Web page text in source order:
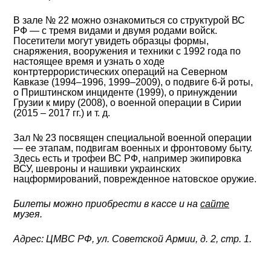
В зале № 22 можно ознакомиться со структурой ВС
РФ — с тремя видами и двумя родами войск.
Посетители могут увидеть образцы формы,
снаряжения, вооружения и техники с 1992 года по
настоящее время и узнать о ходе
контртеррористических операций на Северном
Кавказе (1994–1996, 1999–2009), о подвиге 6-й роты,
о Приштинском инциденте (1999), о принуждении
Грузии к миру (2008), о военной операции в Сирии
(2015 – 2017 гг.) и т. д.
Зал № 23 посвящен специальной военной операции
— ее этапам, подвигам военных и фронтовому быту.
Здесь есть и трофеи ВС РФ, например экипировка
ВСУ, шевроны и нашивки украинских
нацформирований, поврежденное натовское оружие.
Билеты можно приобрести в кассе и на сайте
музея.
Адрес: ЦМВС РФ, ул. Советской Армии, д. 2, стр. 1.